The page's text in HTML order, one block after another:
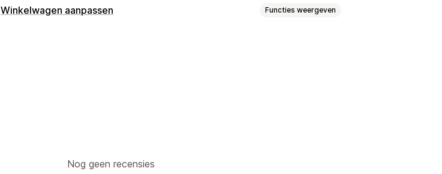
Winkelwagen aanpassen Functies weergeven
Nog geen recensies